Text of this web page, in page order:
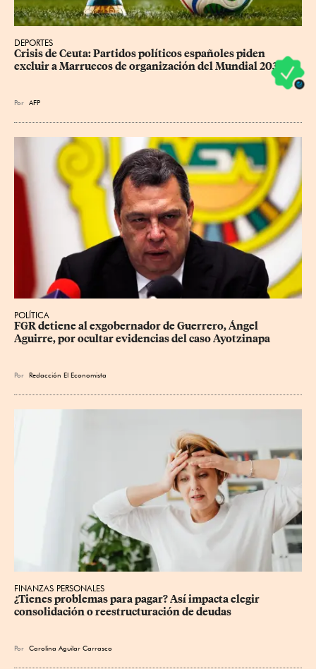
DEPORTES
Crisis de Ceuta: Partidos políticos españoles piden
excluir a Marruecos de organización del Mundial 2030
Por AFP
POLÍTICA
FGR detiene al exgobernador de Guerrero, Ángel
Aguirre, por ocultar evidencias del caso Ayotzinapa
Por Redacción El Economista
FINANZAS PERSONALES
¿Tienes problemas para pagar? Así impacta elegir
consolidación o reestructuración de deudas
Por Carolina Aguilar Carrasco